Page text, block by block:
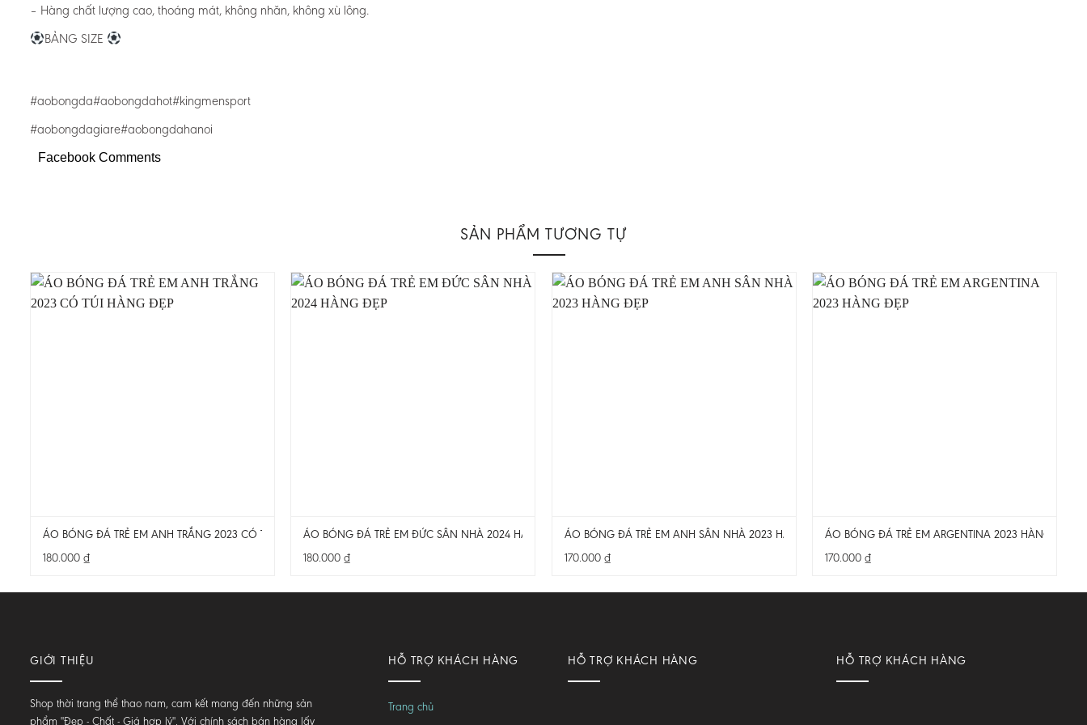
– Hàng chất lượng cao, thoáng mát, không nhăn, không xù lông.
BẢNG SIZE
#aobongda#aobongdahot#kingmensport
#aobongdagiare#aobongdahanoi
Facebook Comments
SẢN PHẨM TƯƠNG TỰ
ÁO BÓNG ĐÁ TRẺ EM ANH TRẮNG 2023 CÓ TÚI HÀNG ĐẸP
180.000 ₫
ÁO BÓNG ĐÁ TRẺ EM ĐỨC SÂN NHÀ 2024 HÀNG ĐẸP
180.000₫
ÁO BÓNG ĐÁ TRẺ EM ANH SÂN NHÀ 2023 HÀNG ĐẸP
170.000 ₫
ÁO BÓNG ĐÁ TRẺ EM ARGENTINA 2023 HÀNG ĐẸP
170.000₫
GIỚI THIỆU
Shop thời trang thể thao nam, cam kết mang đến những sản
phẩm "Đẹp - Chất - Giá hợp lý". Với chính sách bán hàng lấy
HỖ TRỢ KHÁCH HÀNG
Trang chủ
HỖ TRỢ KHÁCH HÀNG HỖ TRỢ KHÁCH HÀNG